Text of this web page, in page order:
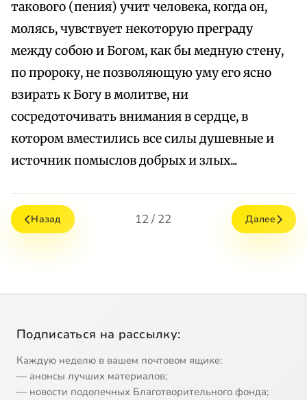
такового (пения) учит человека, когда он,
молясь, чувствует некоторую преграду
между собою и Богом, как бы медную стену,
по пророку, не позволяющую уму его ясно
взирать к Богу в молитве, ни
сосредоточивать внимания в сердце, в
котором вместились все силы душевные и
источник помыслов добрых и злых...
Назад 12 / 22 Далее
Подписаться на рассылку:
Каждую неделю в вашем почтовом ящике:
— анонсы лучших материалов;
— новости подопечных Благотворительного фонда;